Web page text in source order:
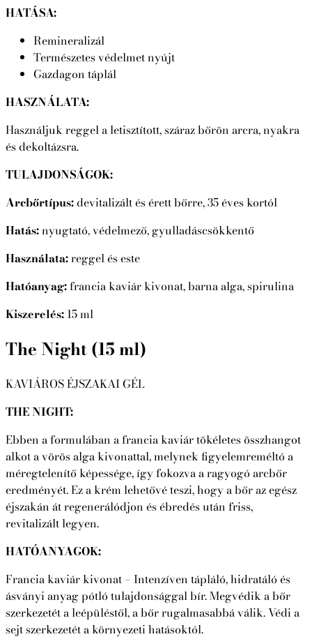
HATÁSA:
Remineralizál
Természetes védelmet nyújt
Gazdagon táplál
HASZNÁLATA:
Használjuk reggel a letisztított, száraz bőrön arcra, nyakra
és dekoltázsra.
TULAJDONSÁGOK:
Arcbőrtípus:devitalizált és érett bőrre, 35 éves kortól
Hatás:nyugtató, védelmező, gyulladáscsökkentő
Használata:reggel és este
Hatóanyag:francia kaviár kivonat, barna alga, spirulina
Kiszerelés: 15 ml
The Night (15 ml)
KAVIÁROS ÉJSZAKAI GÉL
THE NIGHT:
Ebben a formulában a francia kaviár tökéletes összhangot
alkot a vörös alga kivonattal, melynek figyelemreméltó a
méregtelenítő képessége, így fokozva a ragyogó arcbőr
eredményét. Ez a krém lehetővé teszi, hogy a bőr az egész
éjszakán át regenerálódjon és ébredés után friss,
revitalizált legyen.
HATÓANYAGOK:
Francia kaviár kivonat – Intenzíven tápláló, hidratáló és
ásványi anyag pótló tulajdonsággal bír. Megvédik a bőr
szerkezetét a leépüléstől, a bőr rugalmasabbá válik. Védi a
sejt szerkezetét a környezeti hatásoktól.